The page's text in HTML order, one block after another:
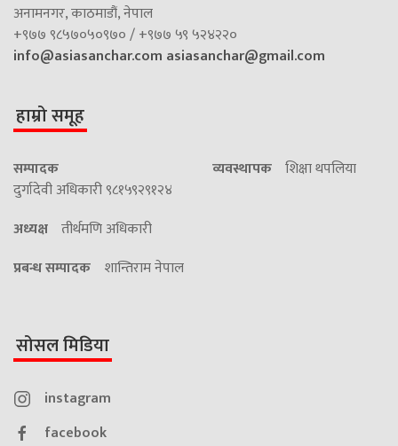
अनामनगर, काठमाडौं, नेपाल
+९७७ ९८५७०५०९७० / +९७७ ५९ ५२४२२०
info@asiasanchar.com asiasanchar@gmail.com
हाम्रो समूह
सम्पादक
दुर्गादेवी अधिकारी ९८१५९२९१२४
व्यवस्थापक शिक्षा थपलिया
अध्यक्ष तीर्थमणि अधिकारी
प्रबन्ध सम्पादक शान्तिराम नेपाल
सोसल मिडिया
instagram
facebook